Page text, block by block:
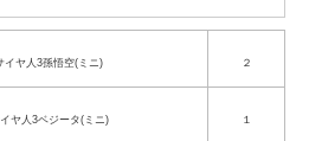
イヤ人3孫悟空(ミニ) ２
ヤ人3ベジータ(ミニ) １